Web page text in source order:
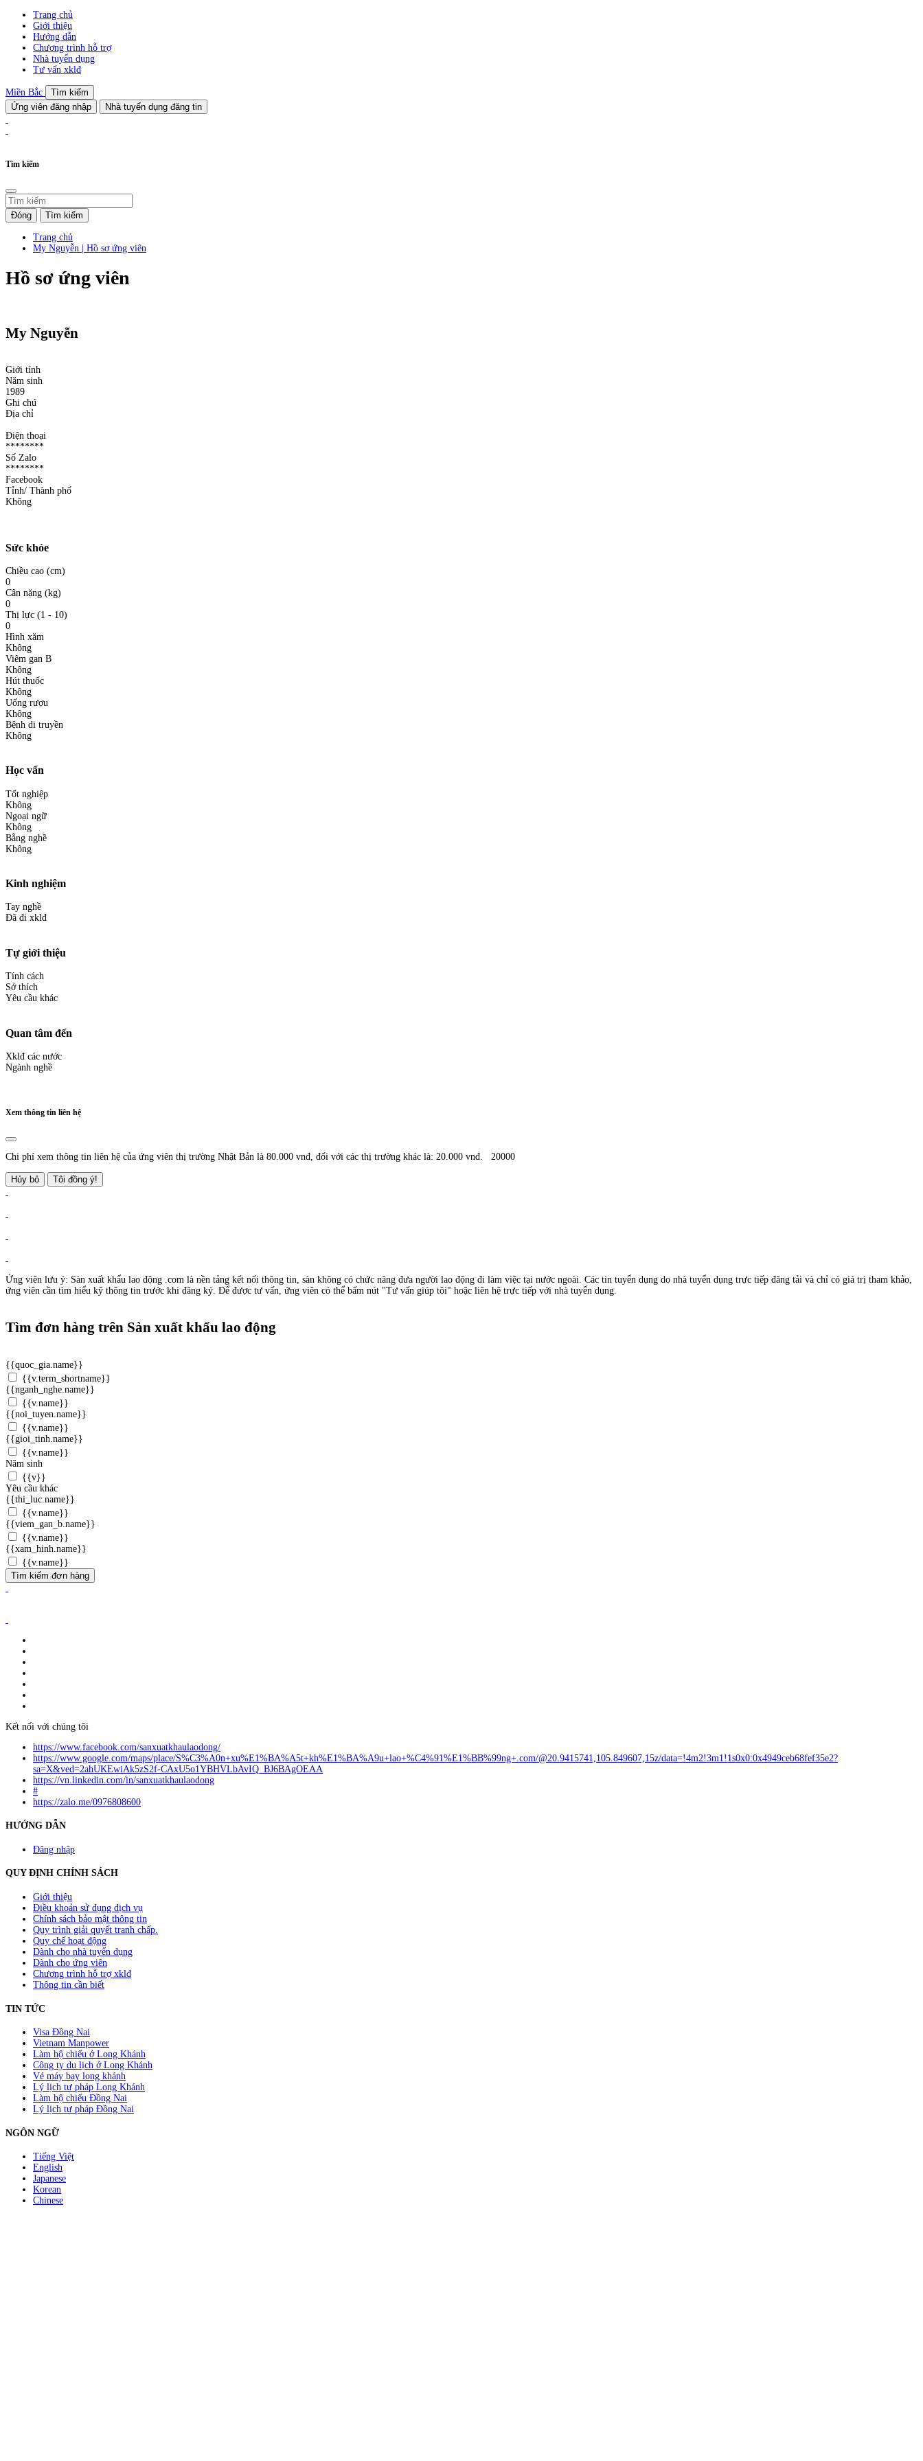
Trang chủ
Giới thiệu
Hướng dẫn
Chương trình hỗ trợ
Nhà tuyển dụng
Tư vấn xklđ
Miền Bắc
Tìm kiếm
Ứng viên đăng nhập
Nhà tuyển dụng đăng tin
Tìm kiếm
Đóng Tìm kiếm
Trang chủ
My Nguyễn | Hồ sơ ứng viên
Hồ sơ ứng viên
My Nguyễn
Giới tính
Năm sinh
1989
Ghi chú
Địa chỉ
Điện thoại
********
Số Zalo
********
Facebook
Tỉnh/ Thành phố
Không
Sức khỏe
Chiều cao (cm)
0
Cân nặng (kg)
0
Thị lực (1 - 10)
0
Hình xăm
Không
Viêm gan B
Không
Hút thuốc
Không
Uống rượu
Không
Bệnh di truyền
Không
Học vấn
Tốt nghiệp
Không
Ngoại ngữ
Không
Bằng nghề
Không
Kinh nghiệm
Tay nghề
Đã đi xklđ
Tự giới thiệu
Tính cách
Sở thích
Yêu cầu khác
Quan tâm đến
Xklđ các nước
Ngành nghề
Xem thông tin liên hệ
Chi phí xem thông tin liên hệ của ứng viên thị trường Nhật Bản là 80.000 vnđ, đối với các thị trường khác là: 20.000 vnđ. 20000
Hủy bỏ Tôi đồng ý!
Ứng viên lưu ý: Sàn xuất khẩu lao động .com là nền tảng kết nối thông tin, sàn không có chức năng đưa người lao động đi làm việc tại nước ngoài. Các tin tuyển dụng do nhà tuyển dụng trực tiếp đăng tải và chỉ có giá trị tham khảo,
ứng viên cần tìm hiểu kỹ thông tin trước khi đăng ký. Để được tư vấn, ứng viên có thể bấm nút "Tư vấn giúp tôi" hoặc liên hệ trực tiếp với nhà tuyển dụng.
Tìm đơn hàng trên Sàn xuất khẩu lao động
{{quoc_gia.name}}
{{v.term_shortname}}
{{nganh_nghe.name}}
{{v.name}}
{{noi_tuyen.name}}
{{v.name}}
{{gioi_tinh.name}}
{{v.name}}
Năm sinh
{{v}}
Yêu cầu khác
{{thi_luc.name}}
{{v.name}}
{{viem_gan_b.name}}
{{v.name}}
{{xam_hinh.name}}
{{v.name}}
Tìm kiếm đơn hàng
Kết nối với chúng tôi
https://www.facebook.com/sanxuatkhaulaodong/
https://www.google.com/maps/place/S%C3%A0n+xu%E1%BA%A5t+kh%E1%BA%A9u+lao+%C4%91%E1%BB%99ng+.com/@20.9415741,105.849607,15z/data=!4m2!3m1!1s0x0:0x4949ceb68fef35e2?
sa=X&ved=2ahUKEwiAk5zS2f-CAxU5o1YBHVLbAvIQ_BJ6BAgOEAA
https://vn.linkedin.com/in/sanxuatkhaulaodong
#
https://zalo.me/0976808600
HƯỚNG DẪN
Đăng nhập
QUY ĐỊNH CHÍNH SÁCH
Giới thiệu
Điều khoản sử dụng dịch vụ
Chính sách bảo mật thông tin
Quy trình giải quyết tranh chấp.
Quy chế hoạt động
Dành cho nhà tuyển dụng
Dành cho ứng viên
Chương trình hỗ trợ xklđ
Thông tin cần biết
TIN TỨC
Visa Đồng Nai
Vietnam Manpower
Làm hộ chiếu ở Long Khánh
Công ty du lịch ở Long Khánh
Vé máy bay long khánh
Lý lịch tư pháp Long Khánh
Làm hộ chiếu Đồng Nai
Lý lịch tư pháp Đồng Nai
NGÔN NGỮ
Tiếng Việt
English
Japanese
Korean
Chinese